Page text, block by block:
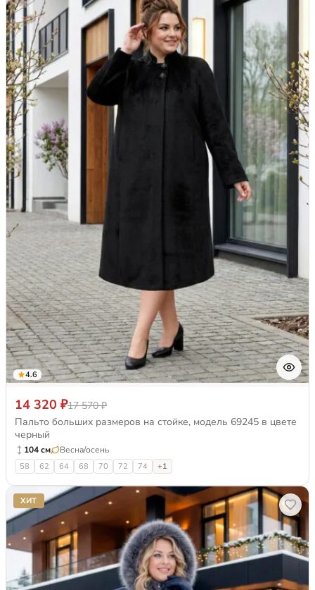
4.6
14 320 ₽17 570 ₽
Пальто больших размеров на стойке, модель 69245 в цвете
черный
104 см Весна/осень
58 62 64 68 70 72 74 +1
ХИТ